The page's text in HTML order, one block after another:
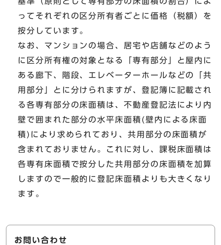
ってそれぞれの区分所有者ごとに価格（税額）を
按分しています。
なお、マンションの場合、居宅や店舗などのよう
に区分所有権の対象となる「専有部分」と屋内に
ある廊下、階段、エレベーターホールなどの「共
用部分」とに分けられますが、登記簿に記載され
る各専有部分の床面積は、不動産登記法により内
壁で囲まれた部分の水平床面積(壁内による床面
積)により求められており、共用部分の床面積が
含まれておりません。これに対し、課税床面積は
各専有床面積で按分した共用部分の床面積を加算
しますので一般的に登記床面積よりも大きくなり
ます。
お問い合わせ